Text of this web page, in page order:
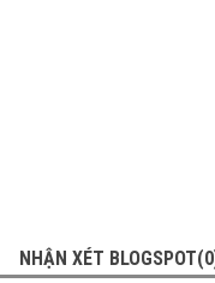
NHẬN XÉT